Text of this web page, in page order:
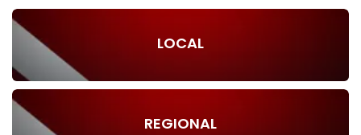
LOCAL
REGIONAL